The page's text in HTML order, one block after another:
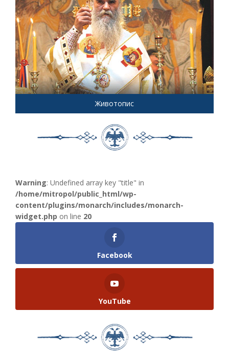
Животопис
Warning: Undefined array key "title" in
/home/mitropol/public_html/wp-
content/plugins/monarch/includes/monarch-
widget.php on line 20
Facebook
YouTube